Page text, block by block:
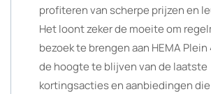
profiteren van scherpe prijzen en
Het loont zeker de moeite om
bezoek te brengen aan HEMA
de hoogte te blijven van de laatste
kortingsacties en aanbiedingen